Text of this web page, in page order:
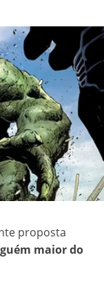
proposta
maior do